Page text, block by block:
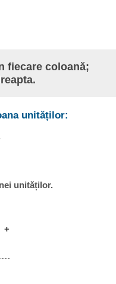
fiecare coloană;
unităților:
unităților.
+